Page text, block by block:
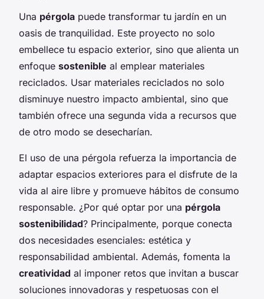
Una pérgola puede transformar tu jardín en un
oasis de tranquilidad. Este proyecto no solo
embellece tu espacio exterior, sino que alienta un
enfoque sostenible al emplear materiales
reciclados. Usar materiales reciclados no solo
disminuye nuestro impacto ambiental, sino que
también ofrece una segunda vida a recursos que
de otro modo se desecharían.
El uso de una pérgola refuerza la importancia de
adaptar espacios exteriores para el disfrute de la
vida al aire libre y promueve hábitos de consumo
responsable. ¿Por qué optar por una pérgola
sostenibilidad? Principalmente, porque conecta
dos necesidades esenciales: estética y
responsabilidad ambiental. Además, fomenta la
creatividad al imponer retos que invitan a buscar
soluciones innovadoras y respetuosas con el